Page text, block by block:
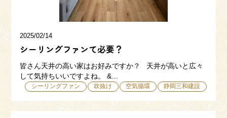
2025/02/14
シーリングファンて必要？
皆さん天井の高い家はお好みですか？ 天井が高いと広々
して気持ちいいですよね。 &…
シーリングファン 吹抜け 空気循環 静岡三和建設